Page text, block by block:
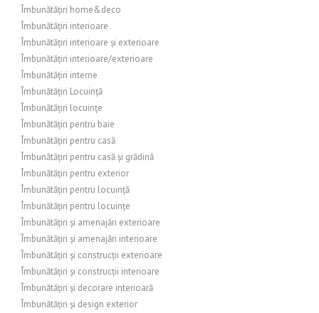
Îmbunătățiri home&deco
Îmbunătățiri interioare
Îmbunătățiri interioare și exterioare
Îmbunătățiri interioare/exterioare
Îmbunătățiri interne
Îmbunătățiri Locuință
Îmbunătățiri locuințe
Îmbunătățiri pentru baie
Îmbunătățiri pentru casă
Îmbunătățiri pentru casă și grădină
Îmbunătățiri pentru exterior
Îmbunătățiri pentru locuință
Îmbunătățiri pentru locuințe
Îmbunătățiri și amenajări exterioare
Îmbunătățiri și amenajări interioare
Îmbunătățiri și construcții exterioare
Îmbunătățiri și construcții interioare
Îmbunătățiri și decorare interioară
Îmbunătățiri și design exterior